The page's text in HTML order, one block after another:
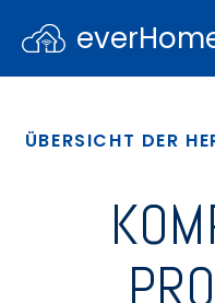
ÜBERSICHT DER